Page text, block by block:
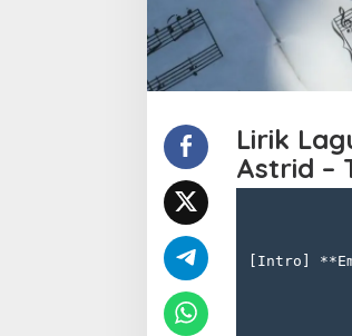
Lirik
Astrid –
[Intro]